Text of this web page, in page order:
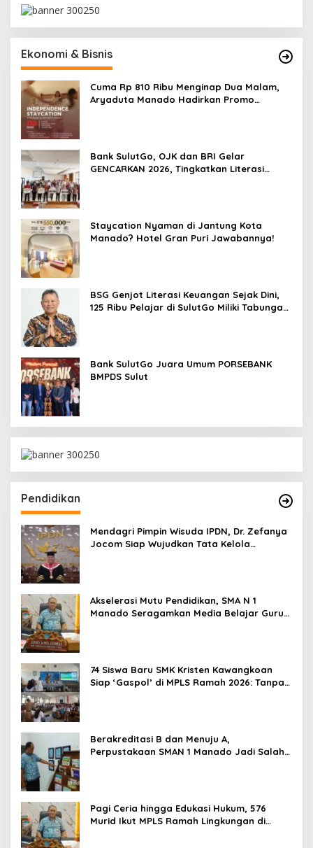
Ekonomi & Bisnis
Cuma Rp 810 Ribu Menginap Dua Malam,
Aryaduta Manado Hadirkan Promo
Bank SulutGo, OJK dan BRI Gelar
GENCARKAN 2026, Tingkatkan Literasi
Staycation Nyaman di Jantung Kota
Manado? Hotel Gran Puri Jawabannya!
BSG Genjot Literasi Keuangan Sejak Dini,
125 Ribu Pelajar di SulutGo Miliki Tabungan
Bank SulutGo Juara Umum PORSEBANK
BMPDS Sulut
Pendidikan
Mendagri Pimpin Wisuda IPDN, Dr. Zefanya
Jocom Siap Wujudkan Tata Kelola
Akselerasi Mutu Pendidikan, SMA N 1
Manado Seragamkan Media Belajar Guru
74 Siswa Baru SMK Kristen Kawangkoan
Siap ‘Gaspol’ di MPLS Ramah 2026: Tanpa
Berakreditasi B dan Menuju A,
Perpustakaan SMAN 1 Manado Jadi Salah
Pagi Ceria hingga Edukasi Hukum, 576
Murid Ikut MPLS Ramah Lingkungan di